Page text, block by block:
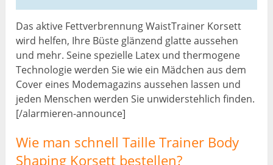
Das aktive Fettverbrennung WaistTrainer Korsett
wird helfen, Ihre Büste glänzend glatte aussehen
und mehr. Seine spezielle Latex und thermogene
Technologie werden Sie wie ein Mädchen aus dem
Cover eines Modemagazins aussehen lassen und
jeden Menschen werden Sie unwiderstehlich finden.
[/alarmieren-announce]
Wie man schnell Taille Trainer Body
Shaping Korsett bestellen?